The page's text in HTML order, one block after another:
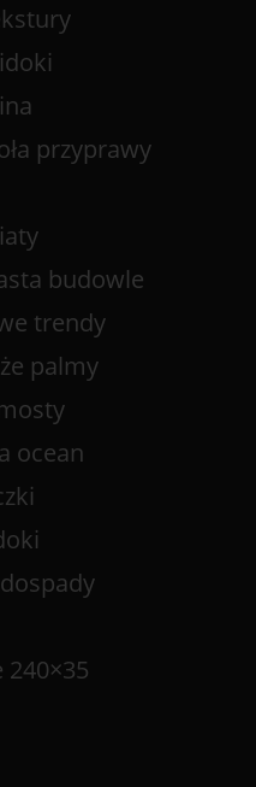
przyprawy
budowle
trendy
palmy
ocean